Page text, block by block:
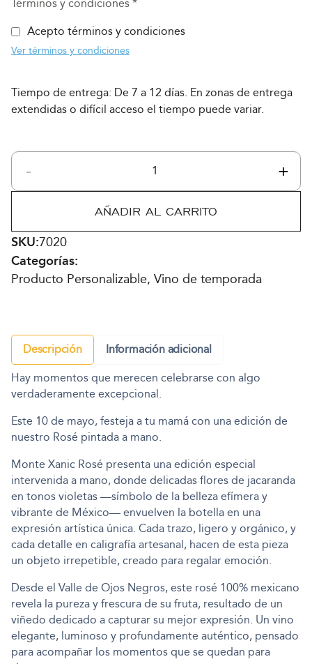
Términos y condiciones*
Acepto términos y condiciones
Ver términos y condiciones
Tiempo de entrega: De 7 a 12 días. En zonas de entrega
extendidas o difícil acceso el tiempo puede variar.
-
Monte
Edición
Día
las
Madres
+
AÑADIR AL CARRITO
SKU:7020
Categorías:
Producto Personalizable, Vino de temporada
Descripción
Información adicional
Hay momentos que merecen celebrarse con algo
verdaderamente excepcional.
Este 10 de mayo, festeja a tu mamá con una edición de
nuestro Rosé pintada a mano.
Monte Xanic Rosé presenta una edición especial
intervenida a mano, donde delicadas flores de jacaranda
en tonos violetas —símbolo de la belleza efímera y
vibrante de México— envuelven la botella en una
expresión artística única. Cada trazo, ligero y orgánico, y
cada detalle en caligrafía artesanal, hacen de esta pieza
un objeto irrepetible, creado para regalar emoción.
Desde el Valle de Ojos Negros, este rosé 100% mexicano
revela la pureza y frescura de su fruta, resultado de un
viñedo dedicado a capturar su mejor expresión. Un vino
elegante, luminoso y profundamente auténtico, pensado
para acompañar los momentos que se quedan para